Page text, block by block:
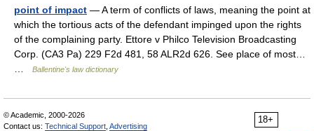
point of impact — A term of conflicts of laws, meaning the point at
which the tortious acts of the defendant impinged upon the rights
of the complaining party. Ettore v Philco Television Broadcasting
Corp. (CA3 Pa) 229 F2d 481, 58 ALR2d 626. See place of most…
Ballentine's law dictionary
18+
© Academic, 2000-2026
Contact us: Technical Support Advertising